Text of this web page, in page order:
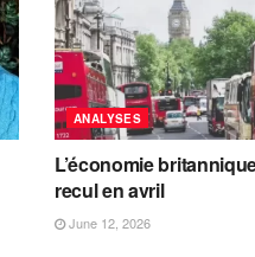
ANALYSES
L’économie
recul en avril
June 12, 2026